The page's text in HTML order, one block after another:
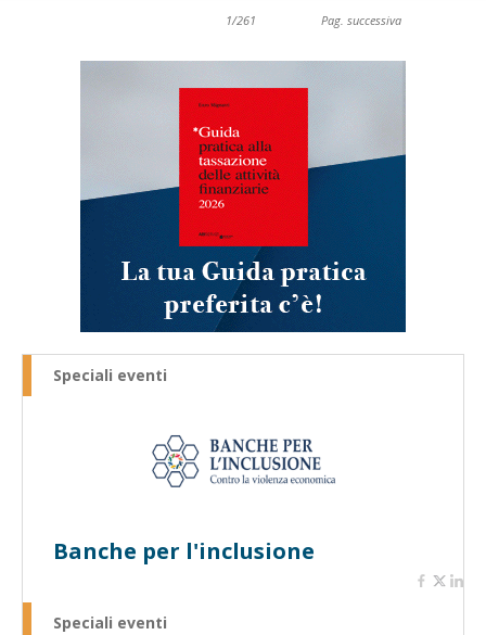
1/261 Pag. successiva
Speciali eventi
Banche per l'inclusione
Speciali eventi